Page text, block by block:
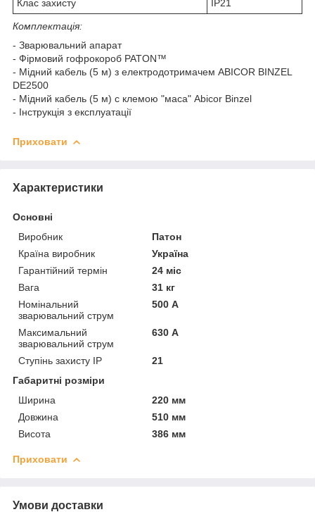
Клас захисту IP21
Комплектація:
- Зварювальний апарат
- Фірмовий гофрокороб PATON™
- Мідний кабель (5 м) з електродотримачем ABICOR BINZEL
DE2500
- Мідний кабель (5 м) с клемою "маса" Abicor Binzel
- Інструкція з експлуатації
Приховати
Характеристики
Основні
Виробник
Патон
Країна виробник
Україна
Гарантійний термін
24 міс
Вага
31 кг
Номінальний
зварювальний струм
500 А
Максимальний
зварювальний струм
630 А
Ступінь захисту IP
21
Габаритні розміри
Ширина
220 мм
Довжина
510 мм
Висота
386 мм
Приховати
Умови доставки